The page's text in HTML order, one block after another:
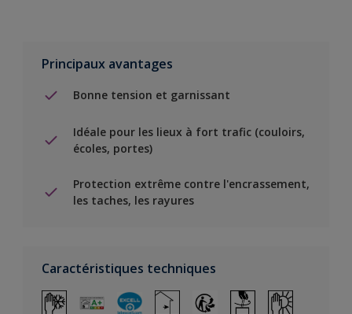
Principaux avantages
Bonne tension et garnissant
Idéale pour les lieux à fort trafic (couloirs,
écoles, portes)
Protection extrême contre l'encrassement,
les taches, les rayures
Caractéristiques techniques